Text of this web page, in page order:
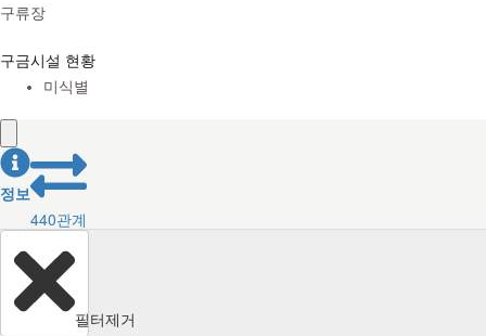
구류장
구금시설 현황
미식별
정보
440관계
필터제거